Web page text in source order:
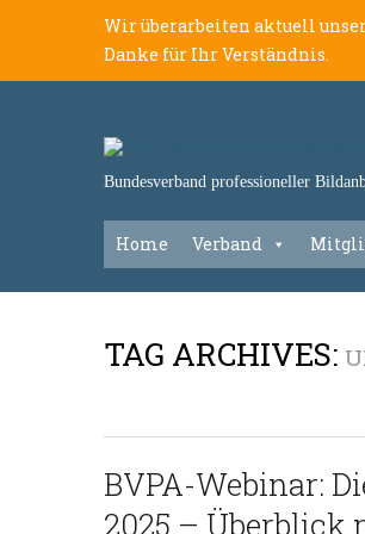
Wir überarbeiten aktuell
Danke für Ihr Verständnis.
Bundesverband professioneller
Home Verband
TAG ARCHIVES:
BVPA-Webinar:
2025 – Überblick